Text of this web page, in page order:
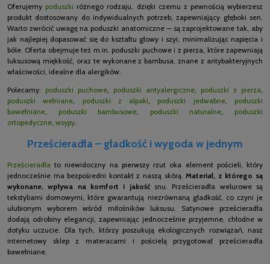
Oferujemy poduszki różnego rodzaju, dzięki czemu z pewnością wybierzesz
produkt dostosowany do indywidualnych potrzeb, zapewniający głęboki sen.
Warto zwrócić uwagę na poduszki anatomiczne – są zaprojektowane tak, aby
jak najlepiej dopasować się do kształtu głowy i szyi, minimalizując napięcia i
bóle. Oferta obejmuje też m.in. poduszki puchowe i z pierza, które zapewniają
luksusową miękkość, oraz te wykonane z bambusa, znane z antybakteryjnych
właściwości, idealne dla alergików.
Polecamy: poduszki puchowe poduszki antyalergiczne poduszki z pierza
poduszki wełniane
poduszki z alpaki poduszki jedwabne, poduszki
bawełniane
poduszki bambusowe poduszki naturalne
poduszki
ortopedyczne wsypy
Prześcieradła – gładkość i wygoda w jednym
Prześcieradła to niewidoczny na pierwszy rzut oka element pościeli, który
jednocześnie ma bezpośredni kontakt z naszą skórą.Materiał, z którego są
wykonane, wpływa na komfort i jakośćsnu. Prześcieradła welurowe są
tekstyliami domowymi, które gwarantują niezrównaną gładkość, co czyni je
ulubionym wyborem wśród miłośników luksusu. Satynowe prześcieradła
dodają odrobiny elegancji, zapewniając jednocześnie przyjemne, chłodne w
dotyku uczucie. Dla tych, którzy poszukują ekologicznych rozwiązań, nasz
internetowy sklep z materacami i pościelą przygotował prześcieradła
bawełniane.